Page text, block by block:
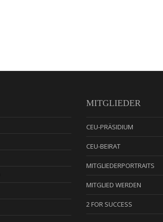
MITGLIEDER
CEU-PRÄSIDIUM
CEU-BEIRAT
MITGLIEDERPORTRAITS
MITGLIED WERDEN
2 FOR SUCCESS